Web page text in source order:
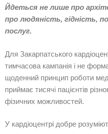
Йдеться не лише про
про людяність, гідність,
послуг.
Для Закарпатського
тимчасова кампанія і не
щоденний принцип роботи
приймає тисячі пацієнтів
фізичних можливостей.
У кардіоцентрі добре